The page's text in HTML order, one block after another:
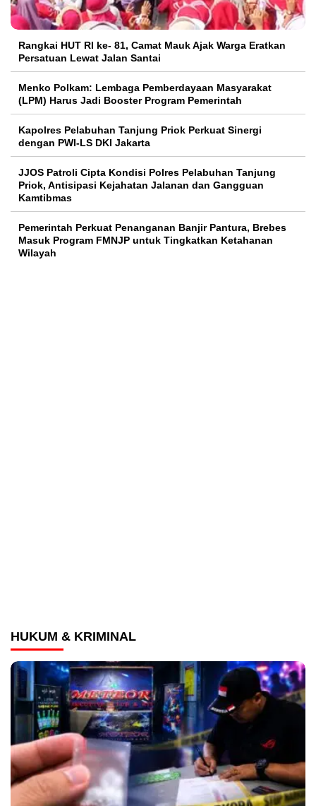
Rangkai HUT RI ke- 81, Camat Mauk Ajak Warga Eratkan
Persatuan Lewat Jalan Santai
Menko Polkam: Lembaga Pemberdayaan Masyarakat
(LPM) Harus Jadi Booster Program Pemerintah
Kapolres Pelabuhan Tanjung Priok Perkuat Sinergi
dengan PWI-LS DKI Jakarta
JJOS Patroli Cipta Kondisi Polres Pelabuhan Tanjung
Priok, Antisipasi Kejahatan Jalanan dan Gangguan
Kamtibmas
Pemerintah Perkuat Penanganan Banjir Pantura, Brebes
Masuk Program FMNJP untuk Tingkatkan Ketahanan
Wilayah
HUKUM & KRIMINAL